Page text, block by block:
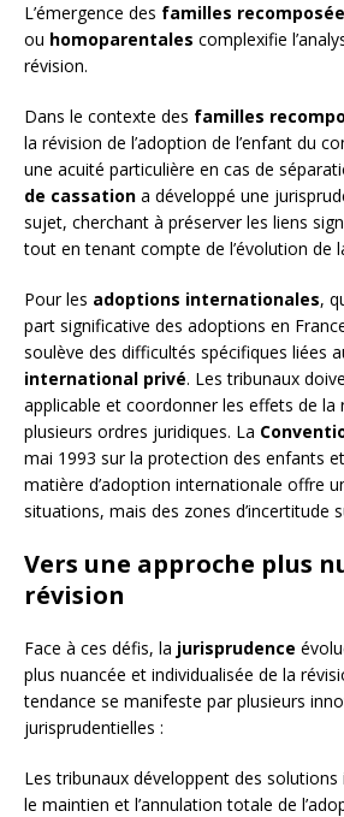
L’émergence des familles
ou homoparentales complexifie
révision.
Dans le contexte des familles
la révision de l’adoption de l’enfant du
une acuité particulière en cas de
de cassation a développé une
sujet, cherchant à préserver les liens
tout en tenant compte de l’évolution de
Pour les adoptions internationales,
part significative des adoptions en
soulève des difficultés spécifiques liées
international privé. Les tribunaux
applicable et coordonner les effets de la
plusieurs ordres juridiques. La
mai 1993 sur la protection des enfants
matière d’adoption internationale offre
situations, mais des zones d’incertitude
Vers une approche plus
révision
Face à ces défis, la jurisprudence
plus nuancée et individualisée de la
tendance se manifeste par plusieurs
jurisprudentielles :
Les tribunaux développent des
le maintien et l’annulation totale de